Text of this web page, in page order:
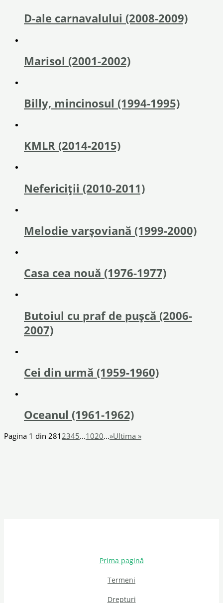
D-ale carnavalului (2008-2009)
Marisol (2001-2002)
Billy, mincinosul (1994-1995)
KMLR (2014-2015)
Nefericiții (2010-2011)
Melodie varșoviană (1999-2000)
Casa cea nouă (1976-1977)
Butoiul cu praf de pușcă (2006-
2007)
Cei din urmă (1959-1960)
Oceanul (1961-1962)
Pagina 1 din 2812345...1020...»Ultima »
Prima pagină
Termeni
Drepturi